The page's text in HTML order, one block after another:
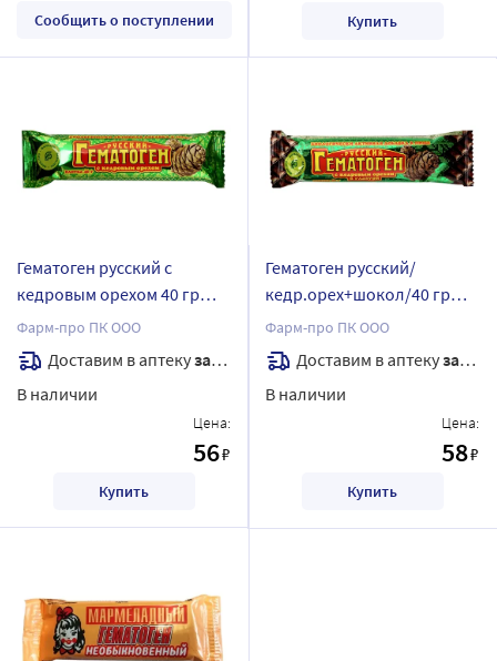
Сообщить о поступлении Купить
Гематоген русский с
кедровым орехом 40 гр
плит
Фарм-про ПК ООО
Доставим в аптекузавтра
В наличии
Цена:
56₽
Купить
Гематоген русский/
кедр.орех+шокол/40 гр
плитка
Фарм-про ПК ООО
Доставим в аптекузавтра
В наличии
Цена:
58₽
Купить